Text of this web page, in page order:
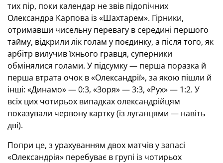
тих пір, поки календар не звів підопічних
Олександра Карпова із «Шахтарем». Гірники,
отримавши чисельну перевагу в середині першого
тайму, відкрили лік голам у поєдинку, а після того, як
арбітр вилучив їхнього гравця, суперники
обмінялися голами. У підсумку — перша поразка й
перша втрата очок в «Олександрії», за якою пішли й
інші: «Динамо» — 0:3, «Зоря» — 3:3, «Рух» — 1:2. У
всіх цих чотирьох випадках олександрійцям
показували червону картку (із луганцями — навіть
дві).
Попри це, з урахуванням двох матчів у запасі
«Олександрія» перебуває в групі із чотирьох